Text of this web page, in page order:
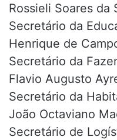
Rossieli Soares da
Secretário da
Henrique de
Secretário da
Flavio Augusto
Secretário da
João Octaviano
Secretário de